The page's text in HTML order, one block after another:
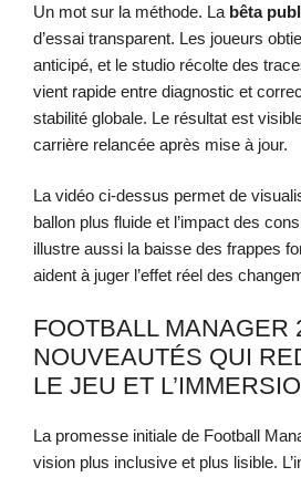
Un mot sur la méthode. La bêta
d’essai transparent. Les joueurs
anticipé, et le studio récolte des
vient rapide entre diagnostic et
stabilité globale. Le résultat est
carrière relancée après mise à jour.
La vidéo ci-dessus permet de
ballon plus fluide et l’impact des
illustre aussi la baisse des frappes
aident à juger l’effet réel des
FOOTBALL MANAGER
NOUVEAUTÉS QUI
LE JEU ET
La promesse initiale de Football
vision plus inclusive et plus lisible.